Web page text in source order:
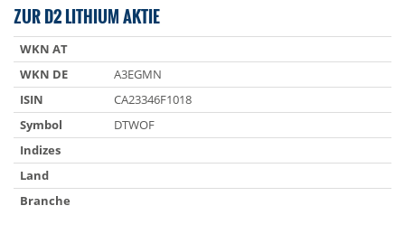
ZUR D2 LITHIUM AKTIE
WKN AT
WKN DE
A3EGMN
ISIN
CA23346F1018
Symbol
DTWOF
Indizes
Land
Branche